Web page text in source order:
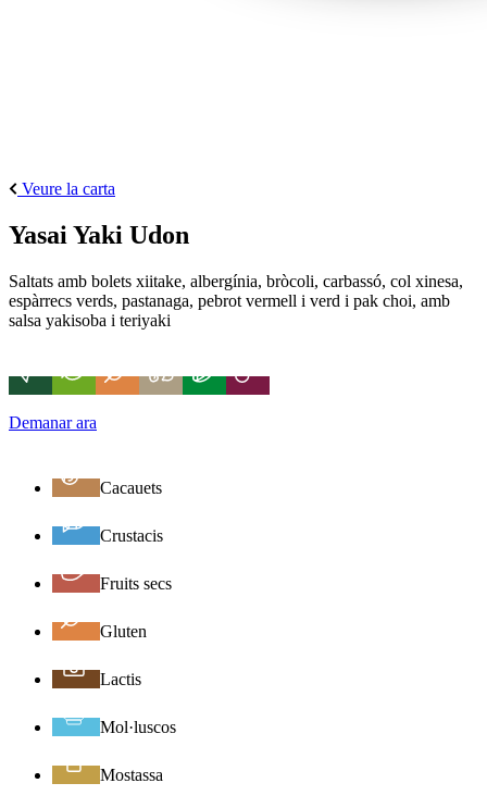
Veure la carta
Yasai Yaki Udon
Saltats amb bolets xiitake, albergínia, bròcoli, carbassó, col xinesa,
espàrrecs verds, pastanaga, pebrot vermell i verd i pak choi, amb
salsa yakisoba i teriyaki
Demanar ara
Cacauets
Crustacis
Fruits secs
Gluten
Lactis
Mol·luscos
Mostassa